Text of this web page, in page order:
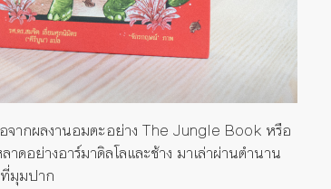
จากผลงานอมตะอย่าง The Jungle Book หรือ
ดอย่างอาร์มาดิลโลและช้าง มาเล่าผ่านตำนาน
มุมปาก